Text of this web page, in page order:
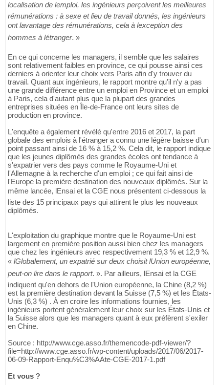
localisation de lemploi, les ingénieurs perçoivent les meilleures
rémunérations : à sexe et lieu de travail donnés, les ingénieurs
ont lavantage des rémunérations, cela à lexception des
hommes à létranger. »
En ce qui concerne les managers, il semble que les salaires
sont relativement faibles en province, ce qui pousse ainsi ces
derniers à orienter leur choix vers Paris afin d'y trouver du
travail. Quant aux ingénieurs, le rapport montre qu'il n'y a pas
une grande différence entre un emploi en Province et un emploi
à Paris, cela d'autant plus que la plupart des grandes
entreprises situées en Île-de-France ont leurs sites de
production en province.
L'enquête a également révélé qu'entre 2016 et 2017, la part
globale des emplois à l'étranger a connu une légère baisse d'un
point passant ainsi de 16 % à 15,2 %. Cela dit, le rapport indique
que les jeunes diplômés des grandes écoles ont tendance à
s'expatrier vers des pays comme le Royaume-Uni et
l'Allemagne à la recherche d'un emploi ; ce qui fait ainsi de
l'Europe la première destination des nouveaux diplômés. Sur la
même lancée, lEnsai et la CGE nous présentent ci-dessous la
liste des 15 principaux pays qui attirent le plus les nouveaux
diplômés.
L'exploitation du graphique montre que le Royaume-Uni est
largement en première position aussi bien chez les managers
que chez les ingénieurs avec respectivement 19,3 % et 12,9 %.
« lGlobalement, un expatrié sur deux choisit lUnion européenne,
peut-on lire dans le rapport. ». Par ailleurs, lEnsai et la CGE
indiquent qu'en dehors de l'Union européenne, la Chine (8,2 %)
est la première destination devant la Suisse (7,5 %) et les États-
Unis (6,3 %) . À en croire les informations fournies, les
ingénieurs portent généralement leur choix sur les États-Unis et
la Suisse alors que les managers quant à eux préfèrent s'exiler
en Chine.
Source : http://www.cge.asso.fr/themencode-pdf-viewer/?
file=http://www.cge.asso.fr/wp-content/uploads/2017/06/2017-
06-09-Rapport-Enqu%C3%AAte-CGE-2017-1.pdf
Et vous ?